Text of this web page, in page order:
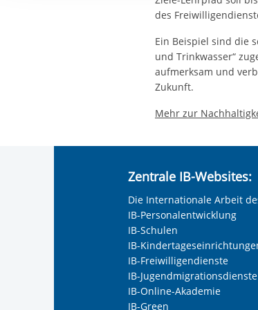
Ihre etwaige
der von Ihnen
aufgrund
des
Ein Beispiel sind die
und Trinkwasser“
aufmerksam und
Zukunft.
Mehr zur
Zentrale IB-Websites:
Die Internationale Arbeit
IB-Personalentwicklung
IB-Schulen
IB-
IB-Freiwilligendienste
IB-Jugendmigrationsdienste
IB-Online-Akademie
IB-Green